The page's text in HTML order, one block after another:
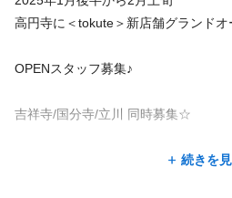
ドバイスして下さいます。
<tokute>
2回目の来店でカットをお願いしまし
私たちは「お客様」と「美容」を繋
ます。
指しています。
働き方の価値観は人それぞれ。
してスキルアップしたい」など、
高円寺に＜tokute＞新店舗グランドオ
OPENスタッフ募集♪
吉祥寺/国分寺/立川 同時募集☆
続きを